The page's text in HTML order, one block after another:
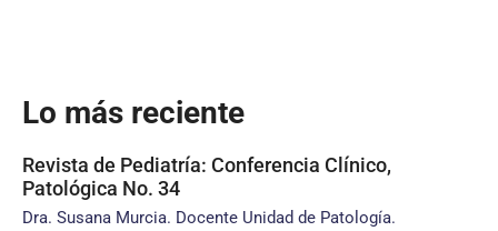
Lo más reciente
Revista de Pediatría: Conferencia Clínico,
Patológica No. 34
Dra. Susana Murcia. Docente Unidad de Patología.